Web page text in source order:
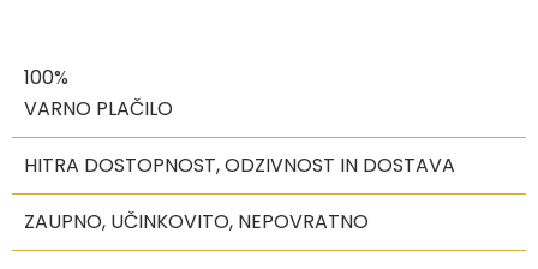
100%
VARNO PLAČILO
HITRA DOSTOPNOST, ODZIVNOST IN DOSTAVA
ZAUPNO, UČINKOVITO, NEPOVRATNO